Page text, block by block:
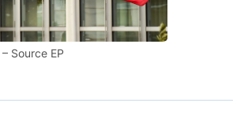
Source EP